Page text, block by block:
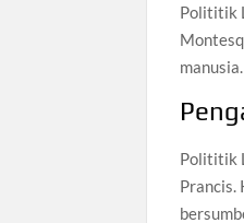
Polititik
Polititik
Prancis.